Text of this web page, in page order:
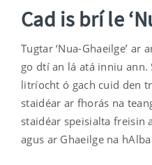
Cad is brí le
Tugtar ‘Nua-Ghaeilge’
go dtí an lá atá inniu ann.
litríocht ó gach cuid den
staidéar ar fhorás na
staidéar speisialta freisin
agus ar Ghaeilge na